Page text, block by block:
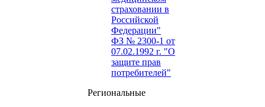
страховании в
Российской
Федерации"
ФЗ № 2300-1 от
07.02.1992 г. "О
защите прав
потребителей"
Региональные